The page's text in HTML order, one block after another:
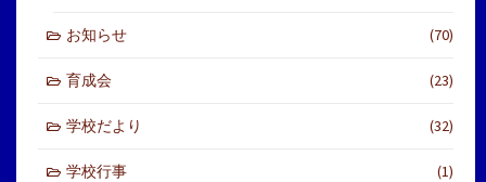
お知らせ (70)
育成会 (23)
学校だより (32)
学校行事 (1)